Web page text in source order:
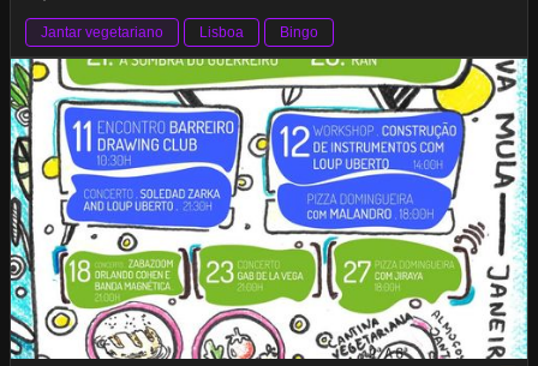
Jantar vegetariano Lisboa Bingo